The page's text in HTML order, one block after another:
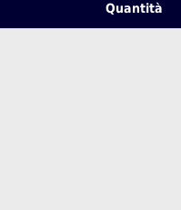
Quantità